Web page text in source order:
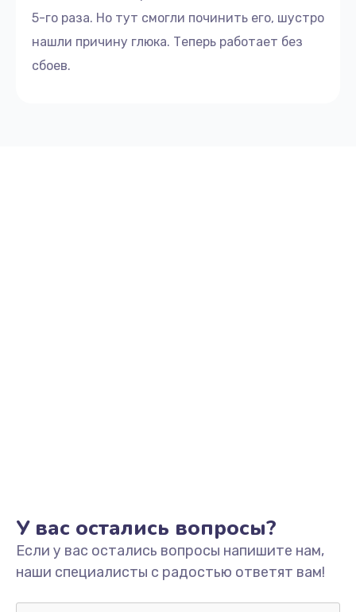
5-го раза. Но тут смогли починить его, шустро
нашли причину глюка. Теперь работает без
сбоев.
У вас остались вопросы?
Если у вас остались вопросы напишите нам,
наши специалисты с радостью ответят вам!